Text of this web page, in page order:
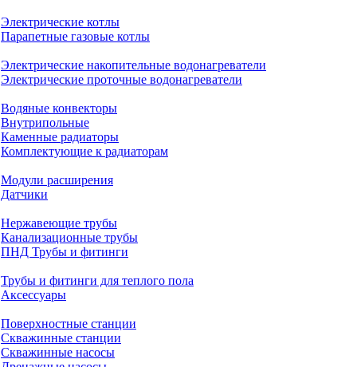
Электрические котлы
Парапетные газовые котлы
Электрические накопительные водонагреватели
Электрические проточные водонагреватели
Водяные конвекторы
Внутрипольные
Каменные радиаторы
Комплектующие к радиаторам
Модули расширения
Датчики
Нержавеющие трубы
Канализационные трубы
ПНД Трубы и фитинги
Трубы и фитинги для теплого пола
Аксессуары
Поверхностные станции
Скважинные станции
Скважинные насосы